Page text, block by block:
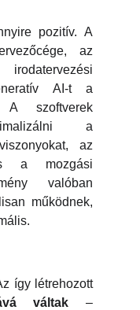
pozitív. A
az
AI-t a
A szoftverek
a
az
a mozgási
valóban
működnek,
így létrehozott
váltak –